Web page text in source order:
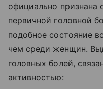
официально признана
первичной головной
подобное состояние
чем среди женщин.
головных болей,
активностью: